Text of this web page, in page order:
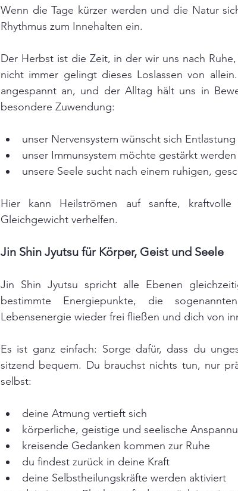
Wenn die Tage kürzer werden und die Natur
Rhythmus zum Innehalten ein.
Der Herbst ist die Zeit, in der wir uns nach
nicht immer gelingt dieses Loslassen von
angespannt an, und der Alltag hält uns in
besondere Zuwendung:
unser Nervensystem wünscht sich Entlastung
unser Immunsystem möchte gestärkt werden
unsere Seele sucht nach einem ruhigen,
Hier kann Heilströmen auf sanfte,
Gleichgewicht verhelfen.
Jin Shin Jyutsu für Körper, Geist und Seele
Jin Shin Jyutsu spricht alle Ebenen
bestimmte Energiepunkte, die
Lebensenergie wieder frei fließen und dich von
Es ist ganz einfach: Sorge dafür, dass du
sitzend bequem. Du brauchst nichts tun, nur
selbst:
deine Atmung vertieft sich
körperliche, geistige und seelische
kreisende Gedanken kommen zur Ruhe
du findest zurück in deine Kraft
deine Selbstheilungskräfte werden aktiviert